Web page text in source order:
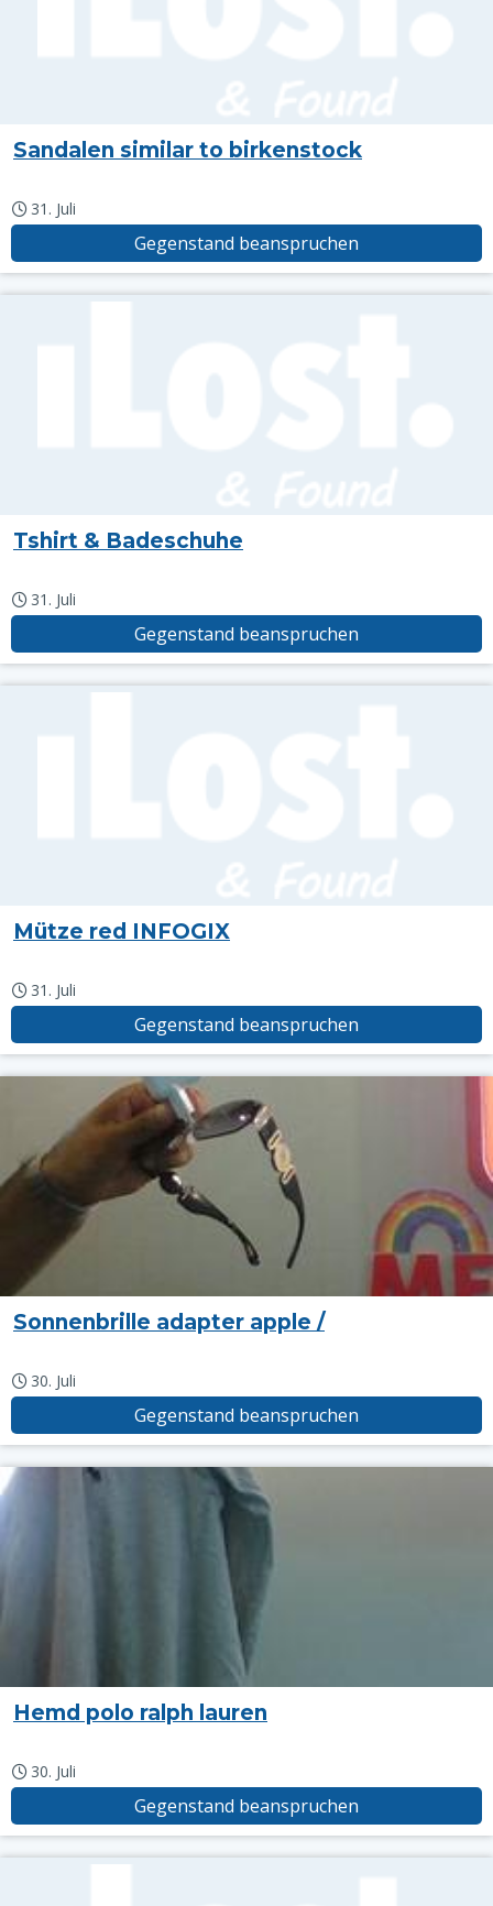
Sandalen similar to birkenstock
31. Juli
Gegenstand beanspruchen
Tshirt & Badeschuhe
31. Juli
Gegenstand beanspruchen
Mütze red INFOGIX
31. Juli
Gegenstand beanspruchen
Sonnenbrille adapter apple /
30. Juli
Gegenstand beanspruchen
Hemd polo ralph lauren
30. Juli
Gegenstand beanspruchen